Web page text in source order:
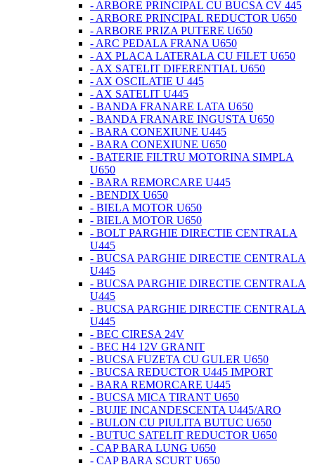
- ARBORE PRINCIPAL CU BUCSA CV 445
- ARBORE PRINCIPAL REDUCTOR U650
- ARBORE PRIZA PUTERE U650
- ARC PEDALA FRANA U650
- AX PLACA LATERALA CU FILET U650
- AX SATELIT DIFERENTIAL U650
- AX OSCILATIE U 445
- AX SATELIT U445
- BANDA FRANARE LATA U650
- BANDA FRANARE INGUSTA U650
- BARA CONEXIUNE U445
- BARA CONEXIUNE U650
- BATERIE FILTRU MOTORINA SIMPLA
U650
- BARA REMORCARE U445
- BENDIX U650
- BIELA MOTOR U650
- BIELA MOTOR U650
- BOLT PARGHIE DIRECTIE CENTRALA
U445
- BUCSA PARGHIE DIRECTIE CENTRALA
U445
- BUCSA PARGHIE DIRECTIE CENTRALA
U445
- BUCSA PARGHIE DIRECTIE CENTRALA
U445
- BEC CIRESA 24V
- BEC H4 12V GRANIT
- BUCSA FUZETA CU GULER U650
- BUCSA REDUCTOR U445 IMPORT
- BARA REMORCARE U445
- BUCSA MICA TIRANT U650
- BUJIE INCANDESCENTA U445/ARO
- BULON CU PIULITA BUTUC U650
- BUTUC SATELIT REDUCTOR U650
- CAP BARA LUNG U650
- CAP BARA SCURT U650